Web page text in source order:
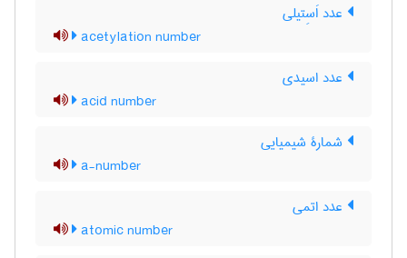
عدد اَسِتیلی
acetylation number
عدد اسیدی
acid number
شمارۀ شیمیایی
a-number
عدد اتمی
atomic number